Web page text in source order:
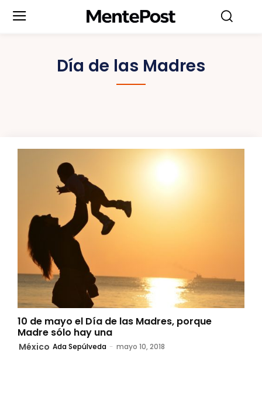
Día de las Madres
10 de mayo el Día de las Madres, porque
Madre sólo hay una
México Ada Sepúlveda - mayo 10, 2018